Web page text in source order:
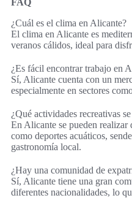
FAQ
¿Cuál es el clima en Alicante?
El clima en Alicante es
veranos cálidos, ideal para
¿Es fácil encontrar trabajo en
Sí, Alicante cuenta con un
especialmente en sectores
¿Qué actividades recreativas
En Alicante se pueden realizar
como deportes acuáticos,
gastronomía local.
¿Hay una comunidad de
Sí, Alicante tiene una gran
diferentes nacionalidades, lo